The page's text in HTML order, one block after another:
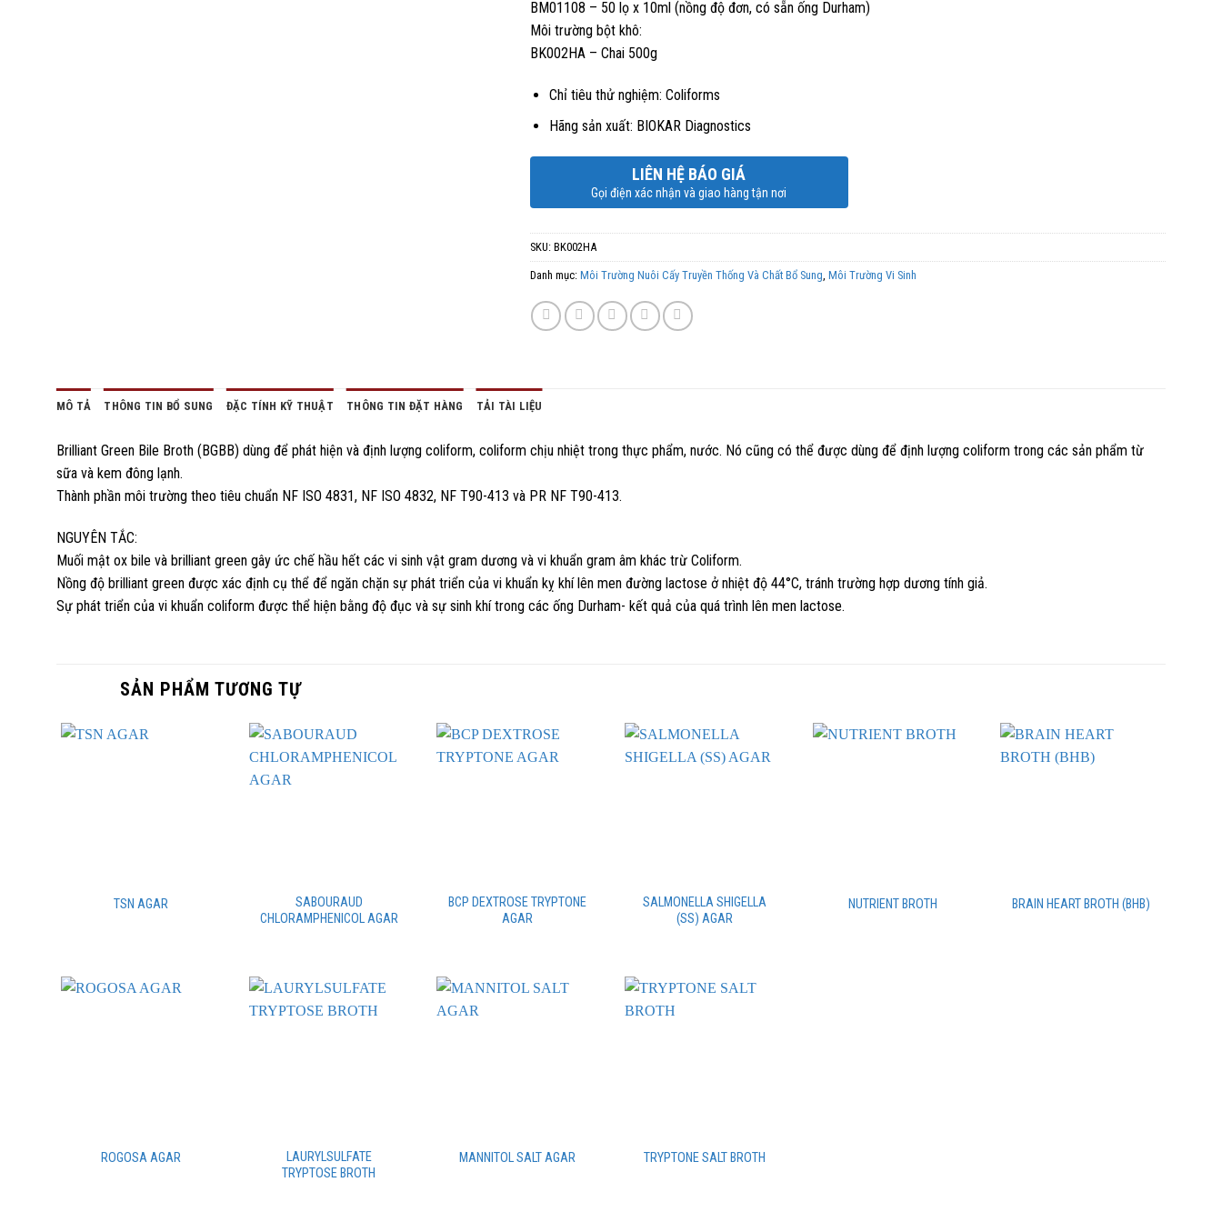
BM01108 – 50 lọ x 10ml (nồng độ đơn, có sẵn ống Durham)
Môi trường bột khô:
BK002HA – Chai 500g
Chỉ tiêu thử nghiệm: Coliforms
Hãng sản xuất: BIOKAR Diagnostics
LIÊN HỆ BÁO GIÁ
Gọi điện xác nhận và giao hàng tận nơi
SKU: BK002HA
Danh mục: Môi Trường Nuôi Cấy Truyền Thống Và Chất Bổ Sung Môi Trường Vi Sinh
MÔ TẢ THÔNG TIN BỔ SUNG ĐẶC TÍNH KỸ THUẬT THÔNG TIN ĐẶT HÀNG TẢI TÀI LIỆU
Brilliant Green Bile Broth (BGBB) dùng để phát hiện và định lượng coliform, coliform chịu nhiệt trong thực phẩm, nước. Nó cũng có thể được dùng để định lượng coliform trong các sản phẩm từ
sữa và kem đông lạnh.
Thành phần môi trường theo tiêu chuẩn NF ISO 4831, NF ISO 4832, NF T90-413 và PR NF T90-413.
NGUYÊN TẮC:
Muối mật ox bile và brilliant green gây ức chế hầu hết các vi sinh vật gram dương và vi khuẩn gram âm khác trừ Coliform.
Nồng độ brilliant green được xác định cụ thể để ngăn chặn sự phát triển của vi khuẩn kỵ khí lên men đường lactose ở nhiệt độ 44°C, tránh trường hợp dương tính giả.
Sự phát triển của vi khuẩn coliform được thể hiện bằng độ đục và sự sinh khí trong các ống Durham- kết quả của quá trình lên men lactose.
SẢN PHẨM TƯƠNG TỰ
TSN AGAR
SABOURAUD
CHLORAMPHENICOL AGAR
BCP DEXTROSE TRYPTONE
AGAR
SALMONELLA SHIGELLA
(SS) AGAR
NUTRIENT BROTH BRAIN HEART BROTH (BHB)
ROGOSA AGAR
LAURYLSULFATE
TRYPTOSE BROTH
MANNITOL SALT AGAR TRYPTONE SALT BROTH